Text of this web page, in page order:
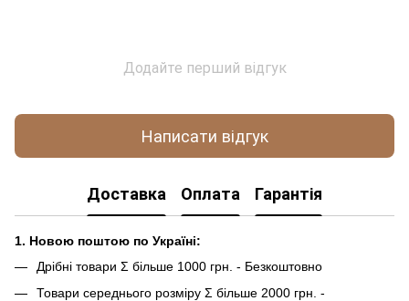
Додайте перший відгук
Написати відгук
Доставка Оплата Гарантія
1. Новою поштою по Україні:
Дрібні товари Σ більше 1000 грн. - Безкоштовно
Товари середнього розміру Σ більше 2000 грн. -